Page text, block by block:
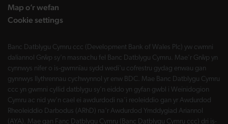
Map o’r wefan
Cookie settings
Banc Datblygu Cymru ccc (Development Bank of Wales Plc) yw cwmni
daliannol Grŵp sy'n masnachu fel Banc Datblygu Cymru. Mae'r Grŵp yn
cynnwys nifer o is-gwmnïau sydd wedi'u cofrestru gydag enwau gan
gynnwys llythrennau cychwynnol yr enw BDC. Mae Banc Datblygu Cymru
ccc yn gwmni cyllid datblygu sy'n eiddo yn gyfan gwbl i Weinidogion
Cymru ac nid yw'n cael ei awdurdodi na'i reoleiddio gan yr Awdurdod
Rheoleiddio Darbodus (ARhD) na'r Awdurdod Ymddygiad Ariannol
(AYA). Mae gan Fanc Datblygu Cymru (Banc Datblygu Cymru ccc) dri is-